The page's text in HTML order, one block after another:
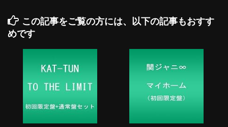
この記事をご覧の方には、以下の記事もおすす
めです